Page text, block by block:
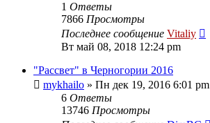
1 Ответы
7866 Просмотры
Последнее сообщение Vitaliy
Вт май 08, 2018 12:24 pm
"Рассвет" в Черногории 2016
mykhailo » Пн дек 19, 2016 6:01 pm
6 Ответы
13746 Просмотры